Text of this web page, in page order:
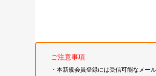
ご注意事項
・本新規会員登録には受信可能なメー